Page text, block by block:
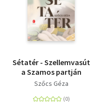
Sétatér - Szellemvasút
a Szamos partján
Szőcs Géza